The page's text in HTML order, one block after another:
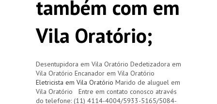
também com em
Vila Oratório;
Desentupidora em Vila Oratório Dedetizadora em
Vila Oratório Encanador em Vila Oratório
Eletricista em Vila Oratório Marido de aluguel em
Vila Oratório Entre em contato conosco através
do telefone: (11) 4114-4004/5933-5165/5084-